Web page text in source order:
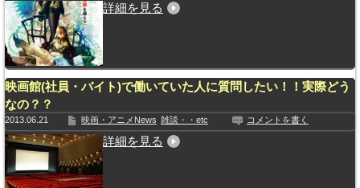
詳細を見る
映画館(社員・バイト)で働いていた人に質問したい！！実際どう
なの？？
2013.06.21 映画・アニメNews 雑談・・etc コメントを書く
詳細を見る